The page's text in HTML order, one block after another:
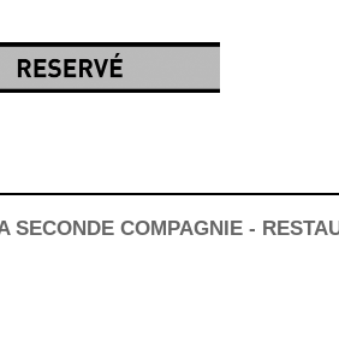
SECONDE COMPAGNIE -